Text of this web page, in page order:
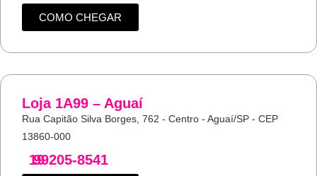
COMO CHEGAR
Loja 1A99 – Aguaí
Rua Capitão Silva Borges, 762 - Centro - Aguaí/SP - CEP
13860-000
19
99205-8541